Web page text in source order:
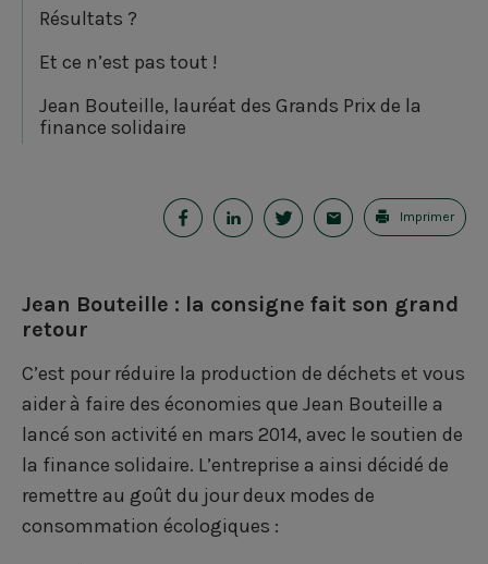
Résultats ?
Et ce n’est pas tout !
Jean Bouteille, lauréat des Grands Prix de la
finance solidaire
P
r
a
g
e
r
s
P
r
a
g
e
r
s
P
r
a
g
e
r
s
E
m
i
l
Imprimer
Jean Bouteille : la consigne fait son grand
retour
C’est pour réduire la production de déchets et vous
aider à faire des économies que Jean Bouteille a
lancé son activité en mars 2014, avec le soutien de
la finance solidaire. L’entreprise a ainsi décidé de
remettre au goût du jour deux modes de
consommation écologiques :